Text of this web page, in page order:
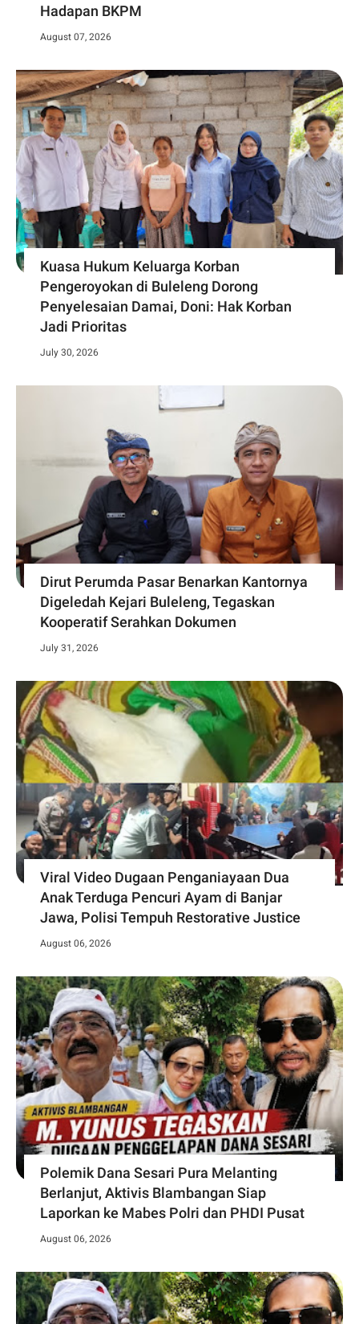
Hadapan BKPM
August 07, 2026
Kuasa Hukum Keluarga Korban
Pengeroyokan di Buleleng Dorong
Penyelesaian Damai, Doni: Hak Korban
Jadi Prioritas
July 30, 2026
Dirut Perumda Pasar Benarkan Kantornya
Digeledah Kejari Buleleng, Tegaskan
Kooperatif Serahkan Dokumen
July 31, 2026
Viral Video Dugaan Penganiayaan Dua
Anak Terduga Pencuri Ayam di Banjar
Jawa, Polisi Tempuh Restorative Justice
August 06, 2026
Polemik Dana Sesari Pura Melanting
Berlanjut, Aktivis Blambangan Siap
Laporkan ke Mabes Polri dan PHDI Pusat
August 06, 2026